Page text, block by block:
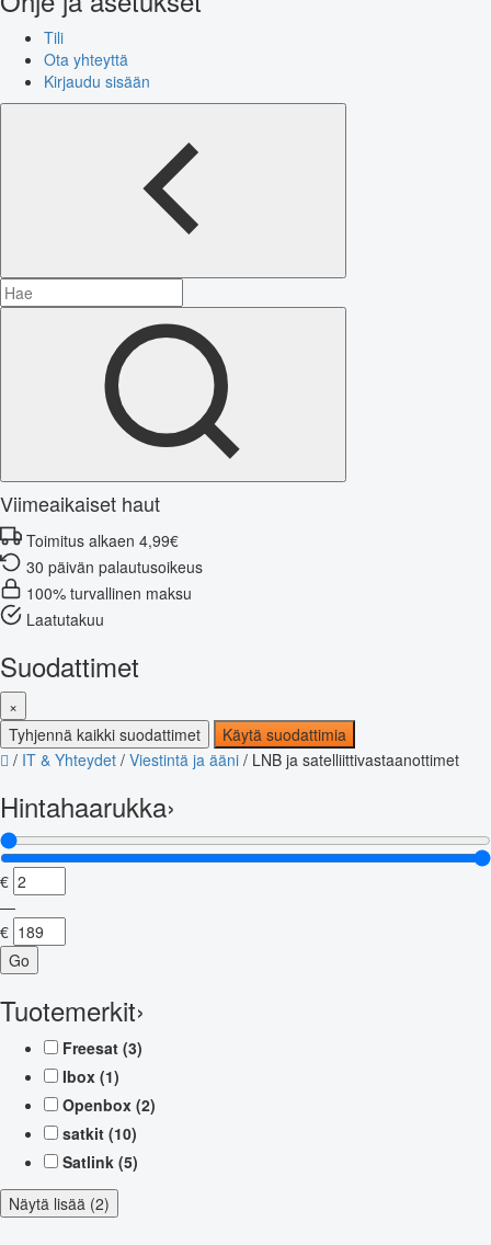
Tili
Ota yhteyttä
Kirjaudu sisään
Viimeaikaiset haut
Toimitus alkaen 4,99€
30 päivän palautusoikeus
100% turvallinen maksu
Laatutakuu
Suodattimet
×
Tyhjennä kaikki suodattimet
Käytä suodattimia
/ IT & Yhteydet / Viestintä ja ääni / LNB ja satelliittivastaanottimet
Hintahaarukka›
€
—
€
Go
Tuotemerkit›
Freesat (3)
Ibox (1)
Openbox (2)
satkit (10)
Satlink (5)
Näytä lisää (2)